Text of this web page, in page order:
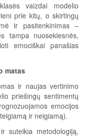
vaizdai modelio
prie kitų, o skirtingų
ir pasitenkinimas –
tampa nuoseklesnės,
emociškai panašias
matas
ir naujas vertinimo
priešingų sentimentų
emocijos
ir neigiamą).
suteikia metodologiją,